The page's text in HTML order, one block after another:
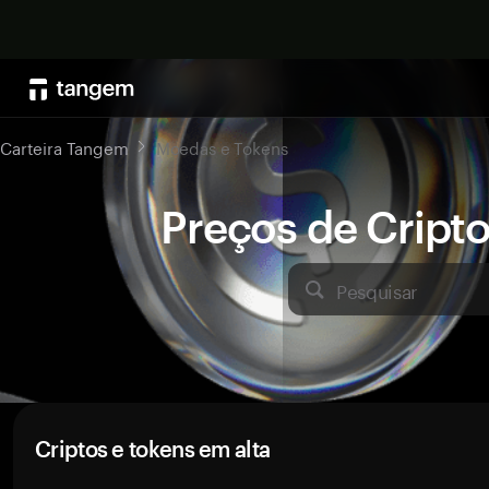
Preços de
Pesquisar
Carteira Tangem Moedas e Tokens
Criptos e tokens em alta